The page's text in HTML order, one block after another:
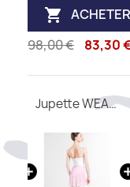

98,00 €
83,30
Jupette WEAR MOI Delia